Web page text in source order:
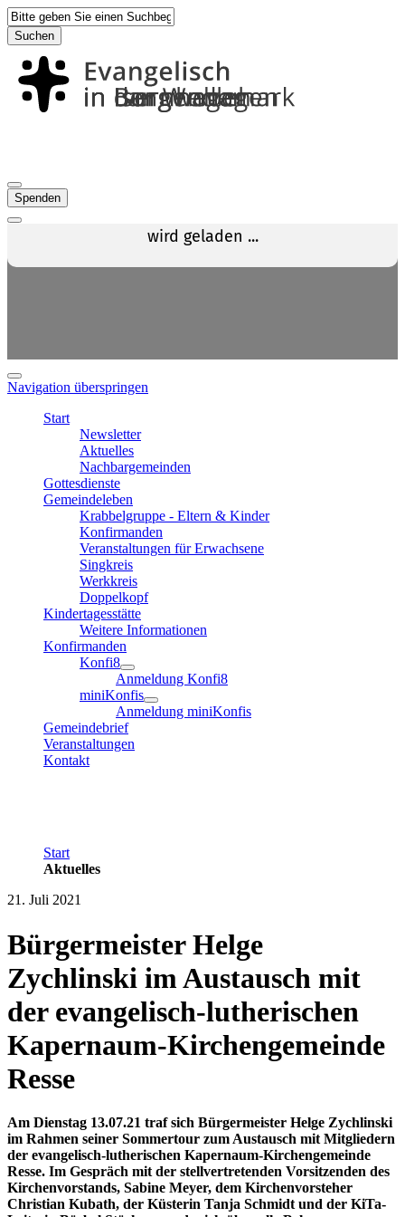
Suchen
Spenden
Navigation überspringen
Start
Newsletter
Aktuelles
Nachbargemeinden
Gottesdienste
Gemeindeleben
Krabbelgruppe - Eltern & Kinder
Konfirmanden
Veranstaltungen für Erwachsene
Singkreis
Werkkreis
Doppelkopf
Kindertagesstätte
Weitere Informationen
Konfirmanden
Konfi8
Anmeldung Konfi8
miniKonfis
Anmeldung miniKonfis
Gemeindebrief
Veranstaltungen
Kontakt
Start
Aktuelles
21. Juli 2021
Bürgermeister Helge
Zychlinski im Austausch mit
der evangelisch-lutherischen
Kapernaum-Kirchengemeinde
Resse
Am Dienstag 13.07.21 traf sich Bürgermeister Helge Zychlinski
im Rahmen seiner Sommertour zum Austausch mit Mitgliedern
der evangelisch-lutherischen Kapernaum-Kirchengemeinde
Resse. Im Gespräch mit der stellvertretenden Vorsitzenden des
Kirchenvorstands, Sabine Meyer, dem Kirchenvorsteher
Christian Kubath, der Küsterin Tanja Schmidt und der KiTa-